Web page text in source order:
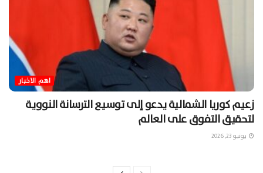
اهم الاخبار
زعيم كوريا الشمالية يدعو إلى توسيع الترسانة النووية
لتحقيق التفوق على العالم
يونيو 23, 2026